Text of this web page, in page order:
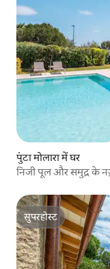
पुंटा मोलारा में घर
निजी पूल और समुद्र के
सुपरहोस्ट
सुपरहोस्ट